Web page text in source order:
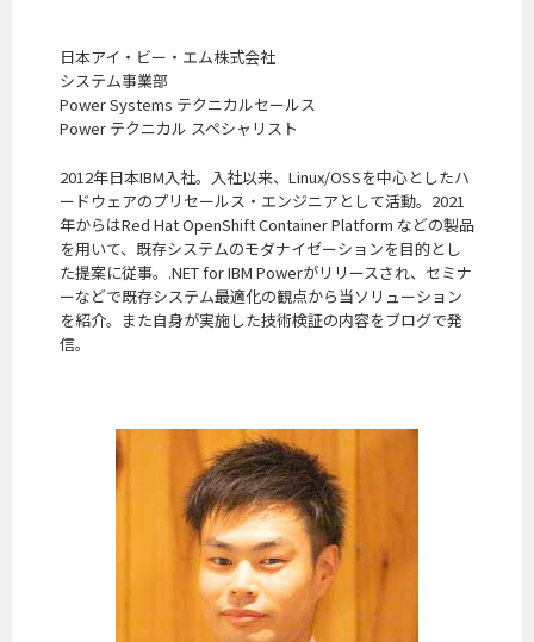
日本アイ・ビー・エム株式会社
システム事業部
Power Systems テクニカルセールス
Power テクニカル スペシャリスト
2012年日本IBM入社。入社以来、Linux/OSSを中心としたハ
ードウェアのプリセールス・エンジニアとして活動。2021
年からはRed Hat OpenShift Container Platform などの製品
を用いて、既存システムのモダナイゼーションを目的とし
た提案に従事。.NET for IBM Powerがリリースされ、セミナ
ーなどで既存システム最適化の観点から当ソリューション
を紹介。また自身が実施した技術検証の内容をブログで発
信。